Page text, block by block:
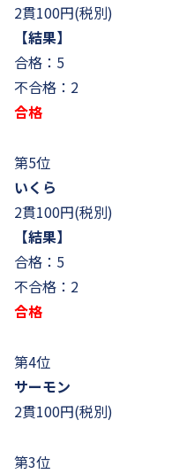
2貫100円(税別)
【結果】
合格：5
不合格：2
合格
第5位
いくら
2貫100円(税別)
【結果】
合格：5
不合格：2
合格
第4位
サーモン
2貫100円(税別)
第3位